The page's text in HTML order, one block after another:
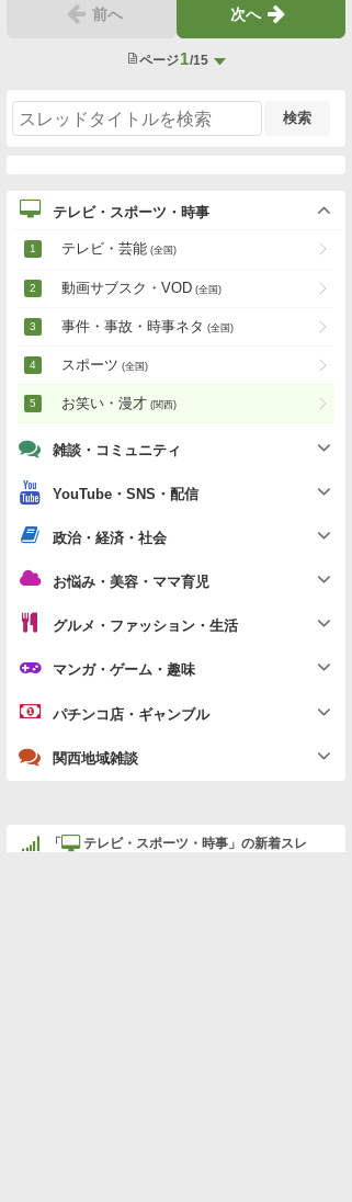
前へ 次へ
ページ1 /15
検索
テレビ・スポーツ・時事
テレビ・芸能 (全国)
動画サブスク・VOD (全国)
事件・事故・時事ネタ (全国)
スポーツ (全国)
お笑い・漫才 (関西)
雑談・コミュニティ
YouTube・SNS・配信
政治・経済・社会
お悩み・美容・ママ育児
グルメ・ファッション・生活
マンガ・ゲーム・趣味
パチンコ店・ギャンブル
関西地域雑談
「 テレビ・スポーツ・時事」の新着スレ